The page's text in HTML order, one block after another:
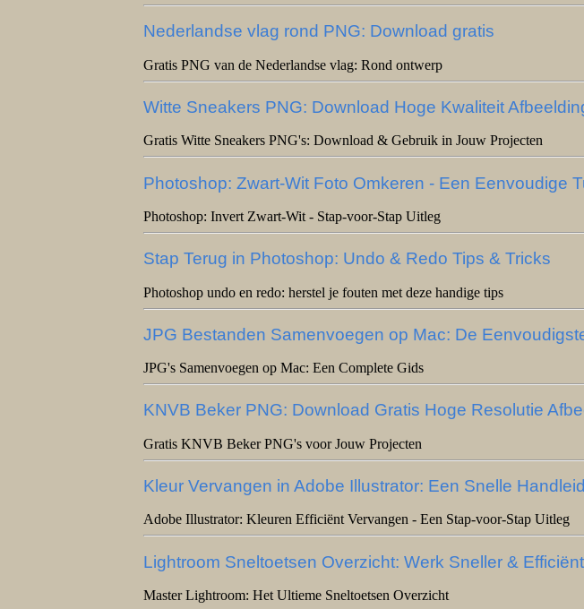
Nederlandse vlag rond PNG: Download gratis
Gratis PNG van de Nederlandse vlag: Rond ontwerp
Witte Sneakers PNG: Download Hoge Kwaliteit
Gratis Witte Sneakers PNG's: Download & Gebruik in Jouw Projecten
Photoshop: Zwart-Wit Foto Omkeren - Een Eenvoudige
Photoshop: Invert Zwart-Wit - Stap-voor-Stap Uitleg
Stap Terug in Photoshop: Undo & Redo Tips & Tricks
Photoshop undo en redo: herstel je fouten met deze handige tips
JPG Bestanden Samenvoegen op Mac: De
JPG's Samenvoegen op Mac: Een Complete Gids
KNVB Beker PNG: Download Gratis Hoge Resolutie
Gratis KNVB Beker PNG's voor Jouw Projecten
Kleur Vervangen in Adobe Illustrator: Een Snelle
Adobe Illustrator: Kleuren Efficiënt Vervangen - Een Stap-voor-Stap Uitleg
Lightroom Sneltoetsen Overzicht: Werk Sneller &
Master Lightroom: Het Ultieme Sneltoetsen Overzicht